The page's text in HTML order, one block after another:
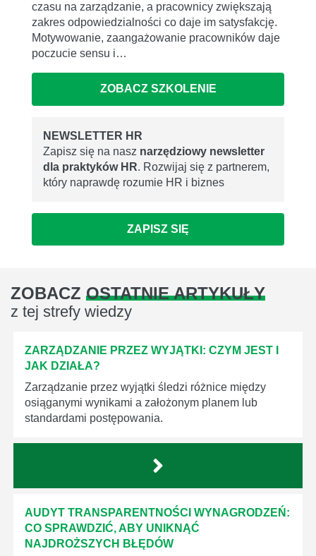
czasu na zarządzanie, a pracownicy zwiększają
zakres odpowiedzialności co daje im satysfakcję.
Motywowanie, zaangażowanie pracowników daje
poczucie sensu i…
ZOBACZ SZKOLENIE
NEWSLETTER HR
Zapisz się na nasz narzędziowy newsletter
dla praktyków HR. Rozwijaj się z partnerem,
który naprawdę rozumie HR i biznes
ZAPISZ SIĘ
ZOBACZ OSTATNIE ARTYKUŁY
z tej strefy wiedzy
ZARZĄDZANIE PRZEZ WYJĄTKI: CZYM JEST I
JAK DZIAŁA?
Zarządzanie przez wyjątki śledzi różnice między
osiąganymi wynikami a założonym planem lub
standardami postępowania.
AUDYT TRANSPARENTNOŚCI WYNAGRODZEŃ:
CO SPRAWDZIĆ, ABY UNIKNĄĆ
NAJDROŻSZYCH BŁĘDÓW